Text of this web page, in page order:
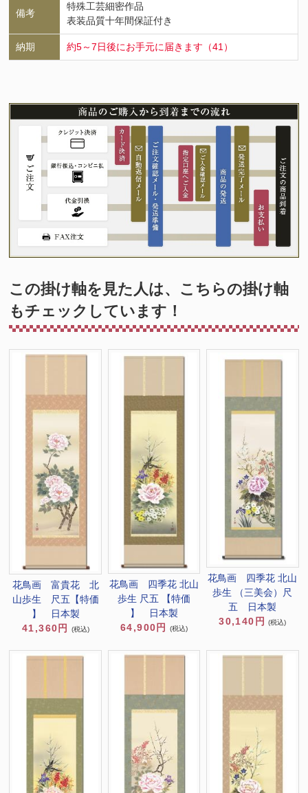
備考
特殊工芸細密作品
表装品質十年間保証付き
納期 約5～7日後にお手元に届きます（41）
この掛け軸を見た人は、こちらの掛け軸
もチェックしています！
花鳥画 富貴花 北
山歩生 尺五【特価
】 日本製
41,360円
(税込)
花鳥画 四季花 北山
歩生 尺五 【特価
】 日本製
64,900円
(税込)
花鳥画 四季花 北山
歩生 （三美会）尺
五 日本製
30,140円
(税込)